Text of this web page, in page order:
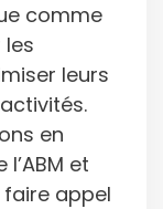
comme
leurs
en
et
appel